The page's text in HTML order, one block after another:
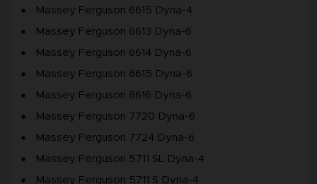
Massey Ferguson 6615 Dyna-4
Massey Ferguson 6613 Dyna-6
Massey Ferguson 6614 Dyna-6
Massey Ferguson 6615 Dyna-6
Massey Ferguson 6616 Dyna-6
Massey Ferguson 7720 Dyna-6
Massey Ferguson 7724 Dyna-6
Massey Ferguson 5711 SL Dyna-4
Massey Ferguson 5711 S Dyna-4